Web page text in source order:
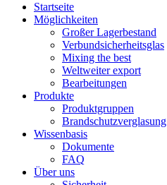
Startseite
Möglichkeiten
Großer Lagerbestand
Verbundsicherheitsglas
Mixing the best
Weltweiter export
Bearbeitungen
Produkte
Produktgruppen
Brandschutzverglasung
Wissenbasis
Dokumente
FAQ
Über uns